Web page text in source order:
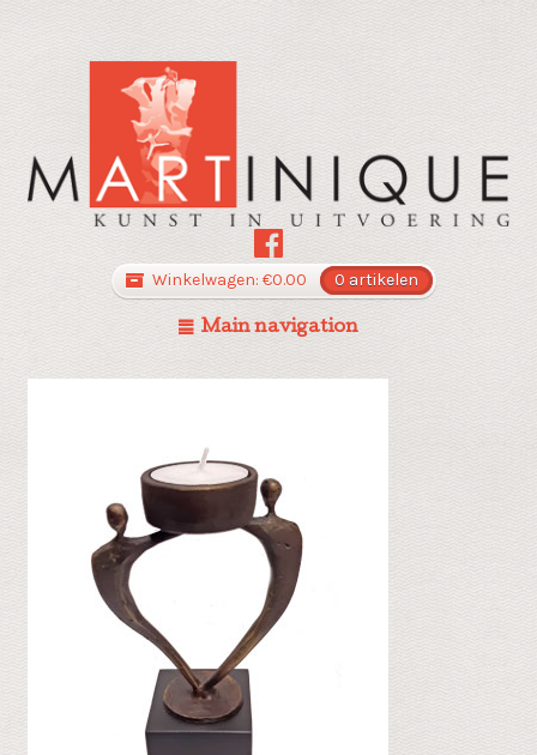
Winkelwagen: €0.00 0 artikelen
Main navigation